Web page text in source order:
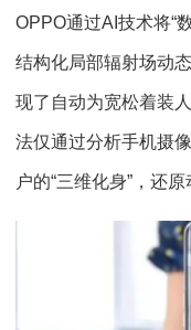
OPPO通过AI技术将“
结构化局部辐射场动
现了自动为宽松着装
法仅通过分析手机摄
户的“三维化身”，还原